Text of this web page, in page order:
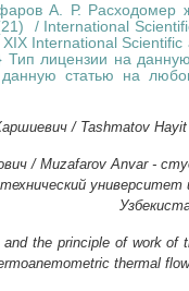
А. Р. Расходомер
/ International
International
Тип лицензии на
данную статью на
/ Tashmatov Hayit
/ Muzafarov Anvar -
the principle of work of
thermal